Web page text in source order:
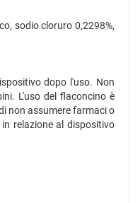
sodio cloruro 0,2298%,
dopo l'uso. Non
L'uso del flaconcino è
non assumere farmaci o
relazione al dispositivo